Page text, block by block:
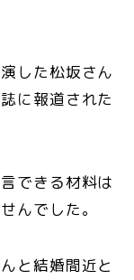
した松坂さん
に報道された
できる材料は
んでした。
と結婚間近と